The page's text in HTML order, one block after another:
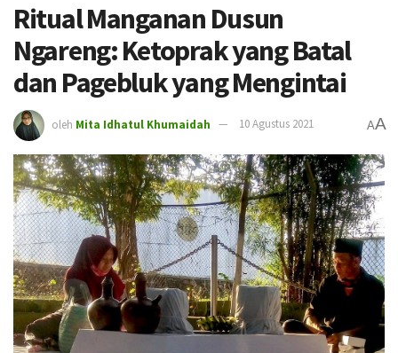
Ritual Manganan Dusun
Ngareng: Ketoprak yang Batal
dan Pagebluk yang Mengintai
oleh Mita Idhatul Khumaidah 10 Agustus 2021 AA